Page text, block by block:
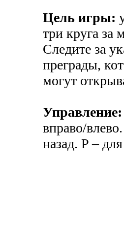
Цель игры:
три круга за
Следите за
преграды,
могут
Управление:
вправо/
назад. P –